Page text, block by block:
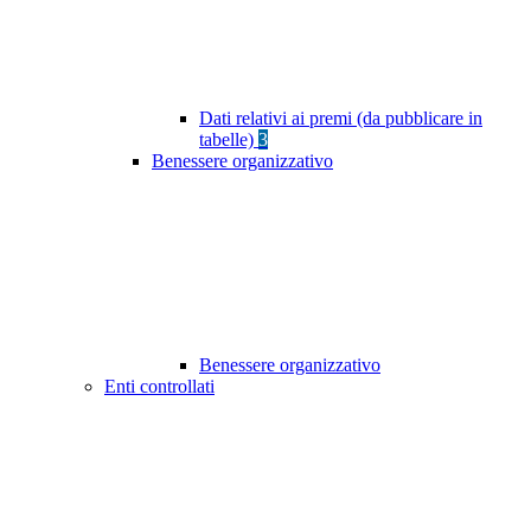
Dati relativi ai premi (da pubblicare in
tabelle) 3
Benessere organizzativo
Benessere organizzativo
Enti controllati